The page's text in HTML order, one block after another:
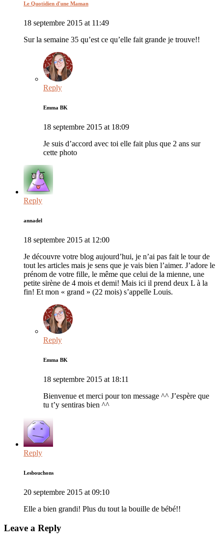
Le Quotidien d'une Maman
18 septembre 2015 at 11:49
Sur la semaine 35 qu’est ce qu’elle fait grande je trouve!!
Reply
Emma BK
18 septembre 2015 at 18:09
Je suis d’accord avec toi elle fait plus que 2 ans sur
cette photo
Reply
annadel
18 septembre 2015 at 12:00
Je découvre votre blog aujourd’hui, je n’ai pas fait le tour de
tout les articles mais je sens que je vais bien l’aimer. J’adore le
prénom de votre fille, le même que celui de la mienne, une
petite sirène de 4 mois et demi! Mais ici il prend deux L à la
fin! Et mon « grand » (22 mois) s’appelle Louis.
Reply
Emma BK
18 septembre 2015 at 18:11
Bienvenue et merci pour ton message ^^ J’espère que
tu t’y sentiras bien ^^
Reply
Lesbouchons
20 septembre 2015 at 09:10
Elle a bien grandi! Plus du tout la bouille de bébé!!
Leave a Reply